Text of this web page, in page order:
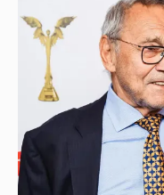
В сети
Кончаловского
отдыхе в Италии